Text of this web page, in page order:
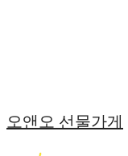
오앤오 선물가게